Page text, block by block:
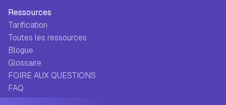
Ressources
Tarification
Toutes les ressources
Blogue
Glossaire
FOIRE AUX QUESTIONS
FAQ
Histoires de réussite